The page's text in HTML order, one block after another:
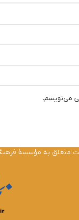
می‌نویسم.
به مؤسسۀ فرهنگی